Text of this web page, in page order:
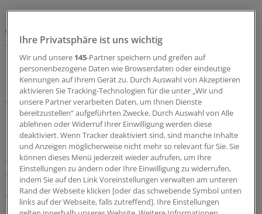
Ärztegenossenschaft Nord überrascht mit hohem
Gewinn
Die Ärztegenossenschaft Nord macht höhere Gewinne
als geplant. Ausgetretene Mitglieder können nun auf
Auszahlung ihrer Anteile hoffen.
25.06.2026
Ausgezeichnetes Netzwerk
Ärztenetz Eutin-Malente: Warum
Qualitätsindikatoren für die Zusammenarbeit so
wichtig sind
Ihre Privatsphäre ist uns wichtig
Wir und unsere 145-Partner speichern und greifen auf
personenbezogene Daten wie Browserdaten oder eindeutige
Kennungen auf Ihrem Gerät zu. Durch Auswahl von Akzeptieren
aktivieren Sie Tracking-Technologien für die unter „Wir und
unsere Partner verarbeiten Daten, um Ihnen Dienste
bereitzustellen“ aufgeführten Zwecke. Durch Auswahl von Alle
ablehnen oder Widerruf Ihrer Einwilligung werden diese
deaktiviert. Wenn Tracker deaktiviert sind, sind manche Inhalte
und Anzeigen möglicherweise nicht mehr so relevant für Sie. Sie
können dieses Menü jederzeit wieder aufrufen, um Ihre
Einstellungen zu ändern oder Ihre Einwilligung zu widerrufen,
indem Sie auf den Link Voreinstellungen verwalten am unteren
Rand der Webseite klicken [oder das schwebende Symbol unten
links auf der Webseite, falls zutreffend]. Ihre Einstellungen